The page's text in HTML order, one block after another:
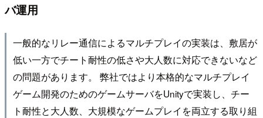
バ運用
一般的なリレー通信によるマルチプレイの実装は、敷居が
低い一方でチート耐性の低さや大人数に対応できないなど
の問題があります。 弊社ではより本格的なマルチプレイ
ゲーム開発のためのゲームサーバをUnityで実装し、チー
ト耐性と大人数、大規模なゲームプレイを両立する取り組